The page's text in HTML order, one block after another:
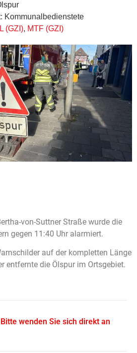
: Kommunalbedienstete
(GZI), MTF (GZI)
von-Suttner Straße wurde die
gegen 11:40 Uhr alarmiert.
auf der kompletten Länge
entfernte die Ölspur im Ortsgebiet.
wenden Sie sich direkt an